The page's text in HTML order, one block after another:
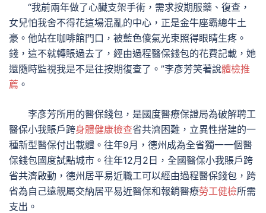
“我前兩年做了心臟支架手術，需求按期服藥、復查，
女兒怕我舍不得花這場混亂的中心，正是金牛座霸總牛土
豪。他站在咖啡館門口，被藍色傻氣光束照得眼睛生疼。
錢，這不就轉賬過去了，經由過程醫保錢包的花費記載，她
還隨時監視我是不是往按期復查了。”李彥芳笑著說體檢推
薦 。
李彥芳所用的醫保錢包，是國度醫療保證局為破解聘工
醫保小我賬戶跨身體健康檢查省共濟困難，立異性搭建的一
種新型醫保付出載體。往年9月，德州成為全省獨一一個醫
保錢包國度試點城市。往年12月2日，全國醫保小我賬戶跨
省共濟啟動，德州居平易近職工可以經由過程醫保錢包，跨
省為自己遠親屬交納居平易近醫保和報銷醫療勞工健檢所需
支出。